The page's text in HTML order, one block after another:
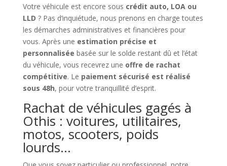
Votre véhicule est encore sous crédit auto, LOA ou
LLD ? Pas d’inquiétude, nous prenons en charge toutes
les démarches administratives et financières pour
vous. Après une estimation précise et
personnalisée basée sur le solde restant dû et l’état
du véhicule, vous recevrez une offre de rachat
compétitive. Le paiement sécurisé est réalisé
sous 48h, pour votre tranquillité d’esprit.
Rachat de véhicules gagés à
Othis : voitures, utilitaires,
motos, scooters, poids
lourds…